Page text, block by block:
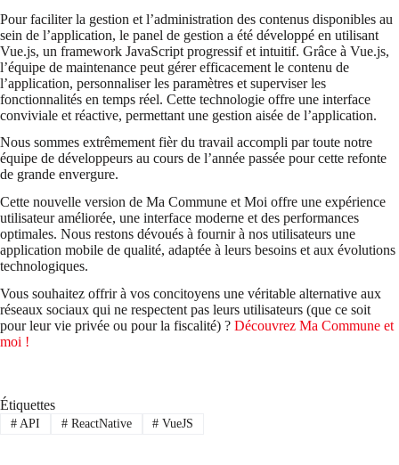
Pour faciliter la gestion et l’administration des contenus disponibles au
sein de l’application, le panel de gestion a été développé en utilisant
Vue.js, un framework JavaScript progressif et intuitif. Grâce à Vue.js,
l’équipe de maintenance peut gérer efficacement le contenu de
l’application, personnaliser les paramètres et superviser les
fonctionnalités en temps réel. Cette technologie offre une interface
conviviale et réactive, permettant une gestion aisée de l’application.
Nous sommes extrêmement fièr du travail accompli par toute notre
équipe de développeurs au cours de l’année passée pour cette refonte
de grande envergure.
Cette nouvelle version de Ma Commune et Moi offre une expérience
utilisateur améliorée, une interface moderne et des performances
optimales. Nous restons dévoués à fournir à nos utilisateurs une
application mobile de qualité, adaptée à leurs besoins et aux évolutions
technologiques.
Vous souhaitez offrir à vos concitoyens une véritable alternative aux
réseaux sociaux qui ne respectent pas leurs utilisateurs (que ce soit
pour leur vie privée ou pour la fiscalité) ? Découvrez Ma Commune et
moi !
Étiquettes
#API #ReactNative # VueJS